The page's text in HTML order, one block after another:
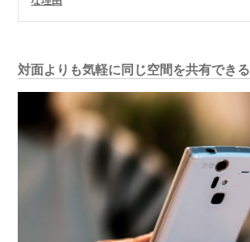
対面よりも気軽に同じ空間を共有できる